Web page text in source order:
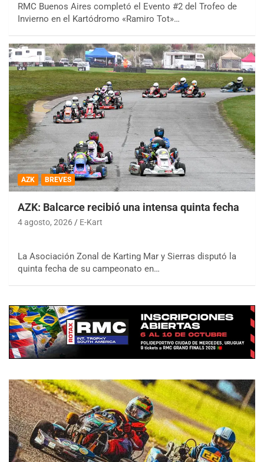
RMC Buenos Aires completó el Evento #2 del Trofeo de
Invierno en el Kartódromo «Ramiro Tot»…
AZK BREVES
AZK: Balcarce recibió una intensa quinta fecha
4 agosto, 2026 E-Kart
La Asociación Zonal de Karting Mar y Sierras disputó la
quinta fecha de su campeonato en…